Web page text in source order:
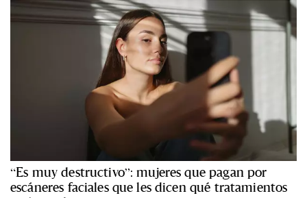
“Es muy destructivo”: mujeres que pagan por
escáneres faciales que les dicen qué tratamientos